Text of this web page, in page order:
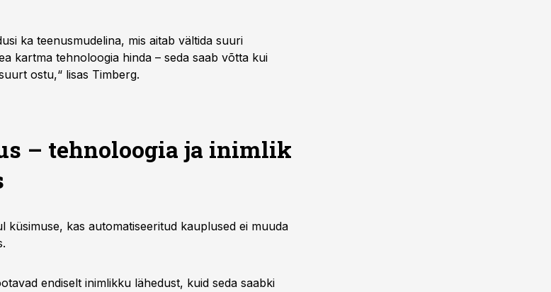
ka teenusmudelina, mis aitab vältida suuri
kartma tehnoloogia hinda – seda saab võtta kui
ostu,“ lisas Timberg.
– tehnoloogia ja inimlik
küsimuse, kas automatiseeritud kauplused ei muuda
endiselt inimlikku lähedust, kuid seda saabki